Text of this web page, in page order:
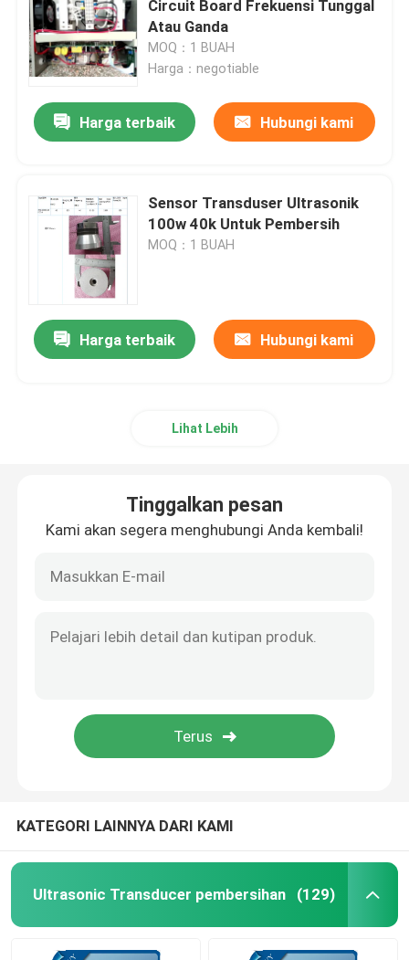
PIEZO keramik piring
Piezoelektrik keramik Discs
Ultrasonik pengelasan transduser
Ultrasonic Beauty Transducer
Impedansi Ultrasonik
Circuit Board Frekuensi Tunggal
Atau Ganda
MOQ：1 BUAH
Harga：negotiable
Harga terbaik Hubungi kami
Sensor Transduser Ultrasonik
100w 40k Untuk Pembersih
MOQ：1 BUAH
Harga terbaik Hubungi kami
Lihat Lebih
Tinggalkan pesan
Kami akan segera menghubungi Anda kembali!
KATEGORI LAINNYA DARI KAMI
Ultrasonic Transducer pembersihan (129)